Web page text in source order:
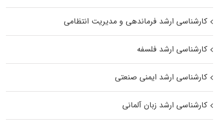
کارشناسی ارشد فرماندهی و مدیریت انتظامی
کارشناسی ارشد فلسفه
کارشناسی ارشد ایمنی صنعتی
کارشناسی ارشد زبان آلمانی